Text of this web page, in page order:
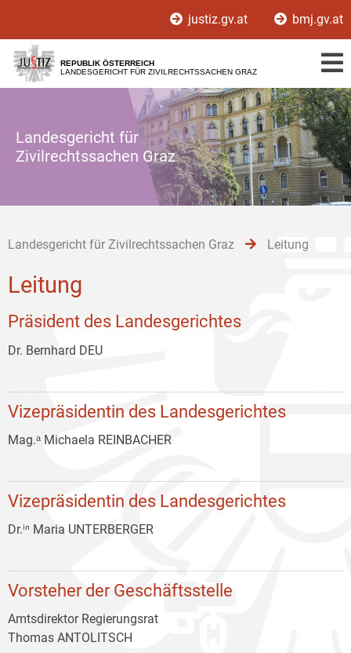
[1]
[2]
[3]
justiz.gv.at bmj.gv.at
REPUBLIK ÖSTERREICH
LANDESGERICHT FÜR ZIVILRECHTSSACHEN GRAZ
Landesgericht für
Zivilrechtssachen Graz
Landesgericht für Zivilrechtssachen Graz Leitung
Leitung
Präsident des Landesgerichtes
Dr. Bernhard DEU
Vizepräsidentin des Landesgerichtes
Mag.ᵃ Michaela REINBACHER
Vizepräsidentin des Landesgerichtes
Dr.ⁱⁿ Maria UNTERBERGER
Vorsteher der Geschäftsstelle
Amtsdirektor Regierungsrat
Thomas ANTOLITSCH